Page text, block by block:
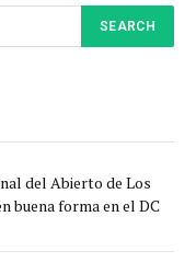
del Abierto de Los
buena forma en el DC